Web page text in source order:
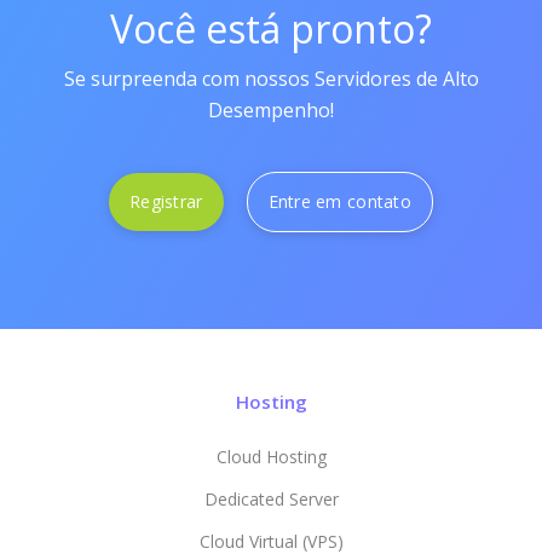
Você está pronto?
Se surpreenda com nossos Servidores de Alto
Desempenho!
Registrar Entre em contato
Hosting
Cloud Hosting
Dedicated Server
Cloud Virtual (VPS)